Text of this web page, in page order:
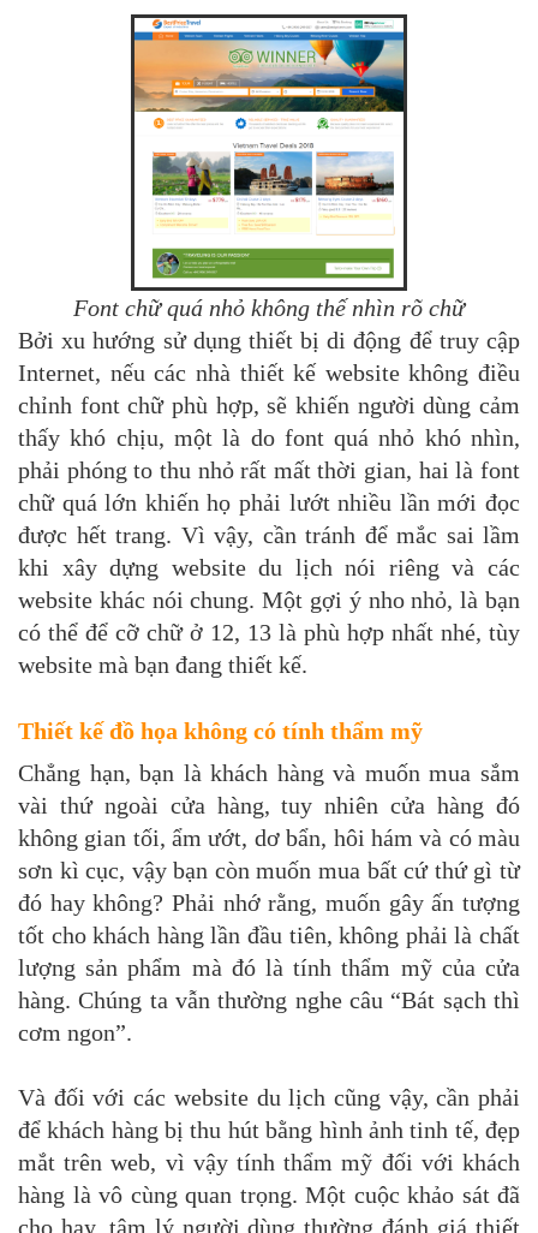
Font chữ quá nhỏ không thế nhìn rõ chữ
Bởi xu hướng sử dụng thiết bị di động để truy cập
Internet, nếu các nhà thiết kế website không điều
chỉnh font chữ phù hợp, sẽ khiến người dùng cảm
thấy khó chịu, một là do font quá nhỏ khó nhìn,
phải phóng to thu nhỏ rất mất thời gian, hai là font
chữ quá lớn khiến họ phải lướt nhiều lần mới đọc
được hết trang. Vì vậy, cần tránh để mắc sai lầm
khi xây dựng website du lịch nói riêng và các
website khác nói chung. Một gợi ý nho nhỏ, là bạn
có thể để cỡ chữ ở 12, 13 là phù hợp nhất nhé, tùy
website mà bạn đang thiết kế.
Thiết kế đồ họa không có tính thẩm mỹ
Chẳng hạn, bạn là khách hàng và muốn mua sắm
vài thứ ngoài cửa hàng, tuy nhiên cửa hàng đó
không gian tối, ẩm ướt, dơ bẩn, hôi hám và có màu
sơn kì cục, vậy bạn còn muốn mua bất cứ thứ gì từ
đó hay không? Phải nhớ rằng, muốn gây ấn tượng
tốt cho khách hàng lần đầu tiên, không phải là chất
lượng sản phẩm mà đó là tính thẩm mỹ của cửa
hàng. Chúng ta vẫn thường nghe câu “Bát sạch thì
cơm ngon”.
Và đối với các website du lịch cũng vậy, cần phải
để khách hàng bị thu hút bằng hình ảnh tinh tế, đẹp
mắt trên web, vì vậy tính thẩm mỹ đối với khách
hàng là vô cùng quan trọng. Một cuộc khảo sát đã
cho hay, tâm lý người dùng thường đánh giá thiết